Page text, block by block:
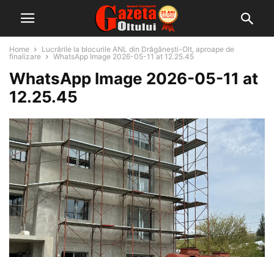
Home
Lucrările la blocurile ANL din Drăgănești-Olt, aproape de
finalizare
WhatsApp Image 2026-05-11 at 12.25.45
WhatsApp Image 2026-05-11 at
12.25.45